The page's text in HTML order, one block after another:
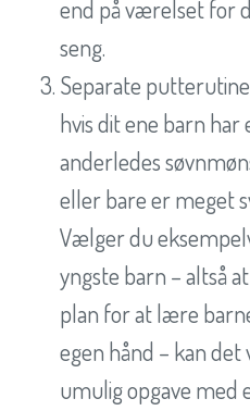
end på værelset for
seng.
Separate
hvis dit ene barn
anderledes
eller bare er meget
Vælger du
yngste barn – altså
plan for at lære
egen hånd – kan
umulig opgave med